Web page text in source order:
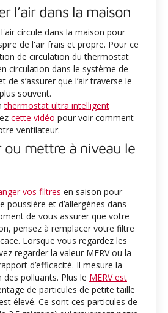
l’air dans la maison
circule dans la maison pour
de l'air frais et propre. Pour ce
de circulation du thermostat
circulation dans le système de
de s’assurer que l’air traverse le
souvent.
thermostat ultra intelligent
cette vidéo pour voir comment
ventilateur.
ou mettre à niveau le
vos filtres en saison pour
poussière et d’allergènes dans
de vous assurer que votre
pensez à remplacer votre filtre
Lorsque vous regardez les
regarder la valeur MERV ou la
d’efficacité. Il mesure la
polluants. Plus le MERV est
de particules de petite taille
élevé. Ce sont ces particules de